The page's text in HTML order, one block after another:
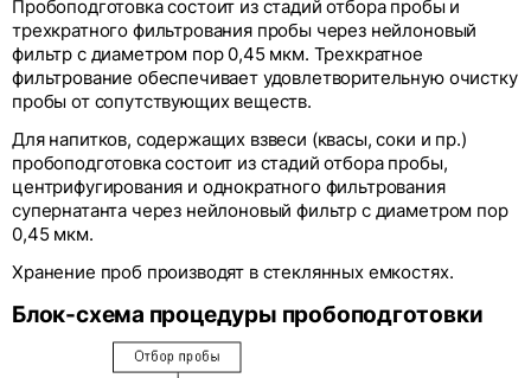
Пробоподготовка состоит из стадий отбора пробы и
трехкратного фильтрования пробы через нейлоновый
фильтр с диаметром пор 0,45 мкм. Трехкратное
фильтрование обеспечивает удовлетворительную очистку
пробы от сопутствующих веществ.
Для напитков, содержащих взвеси (квасы, соки и пр.)
пробоподготовка состоит из стадий отбора пробы,
центрифугирования и однократного фильтрования
супернатанта через нейлоновый фильтр с диаметром пор
0,45 мкм.
Хранение проб производят в стеклянных емкостях.
Блок-схема процедуры пробоподготовки